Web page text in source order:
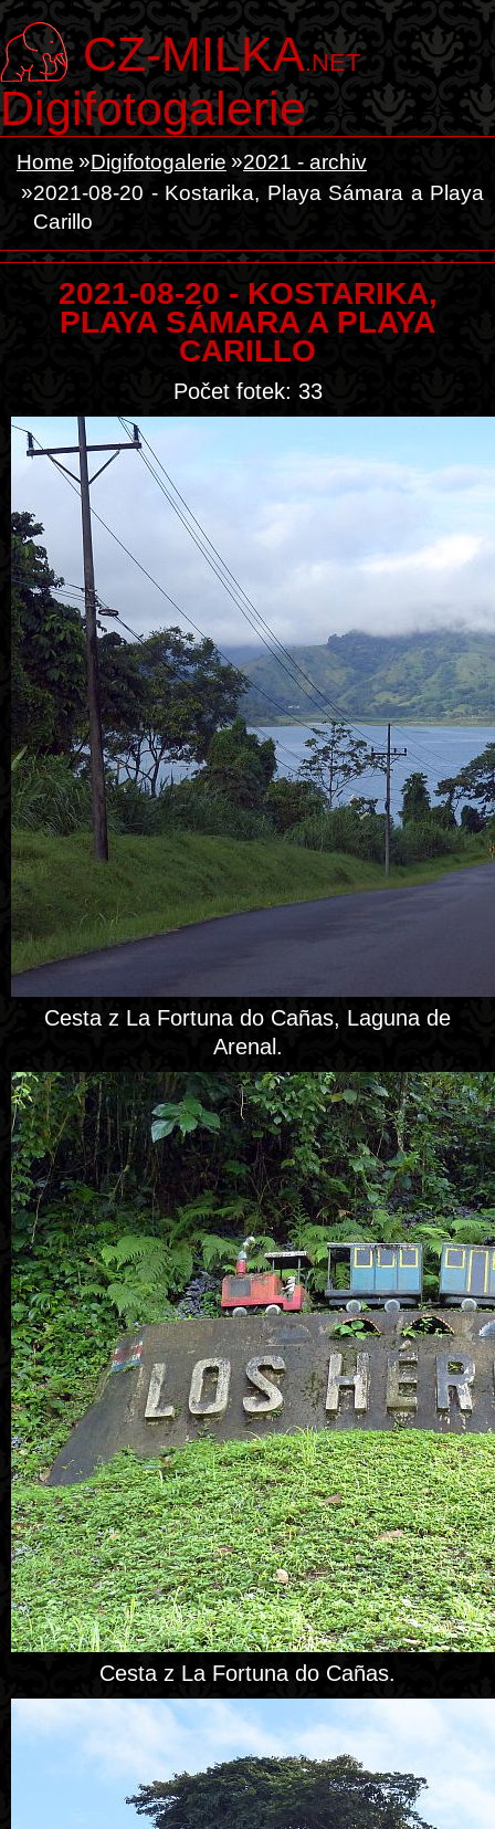
CZ-MILKA.NET
Digifotogalerie
Home Digifotogalerie
2021 - archiv
2021-08-20 - Kostarika, Playa Sámara a Playa
Carillo
2021-08-20 - KOSTARIKA,
PLAYA SÁMARA A PLAYA
CARILLO
Počet fotek: 33
Cesta z La Fortuna do Cañas, Laguna de
Arenal.
Cesta z La Fortuna do Cañas.